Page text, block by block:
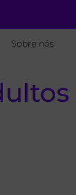
Sobre nós